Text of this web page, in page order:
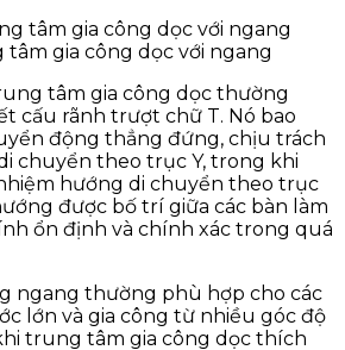
tâm gia công dọc với ngang
tâm gia công dọc thường
cấu rãnh trượt chữ T. Nó bao
động thẳng đứng, chịu trách
chuyển theo trục Y, trong khi
hướng di chuyển theo trục
được bố trí giữa các bàn làm
ổn định và chính xác trong quá
ngang thường phù hợp cho các
lớn và gia công từ nhiều góc độ
trung tâm gia công dọc thích